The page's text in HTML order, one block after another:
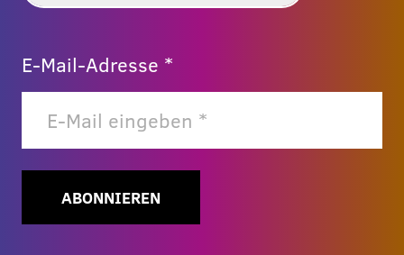
E-Mail-Adresse *
ABONNIEREN